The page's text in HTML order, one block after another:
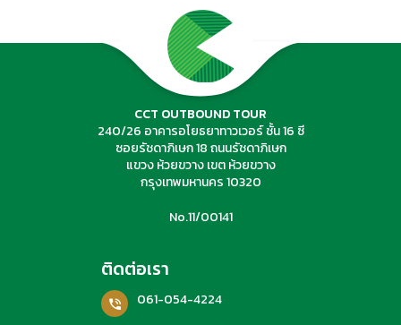
ค้นหาทัวร์
CCT OUTBOUND TOUR
240/26 อาคารอโยธยาทาวเวอร์ ชั้น 16 ซี
ซอยรัชดาภิเษก 18 ถนนรัชดาภิเษก
แขวง ห้วยขวาง เขต ห้วยขวาง
กรุงเทพมหานคร 10320
No.11/00141
ติดต่อเรา
061-054-4224